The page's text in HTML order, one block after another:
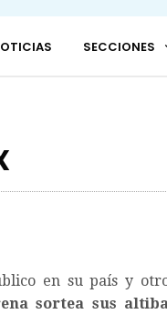
SECCIONES
en su país y
sortea sus